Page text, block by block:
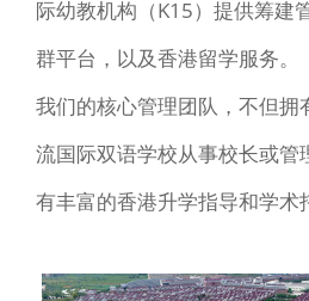
际幼教机构（K15）提供筹建
群平台，以及香港留学服务。
我们的核心管理团队，不但拥
流国际双语学校从事校长或管
有丰富的香港升学指导和学术